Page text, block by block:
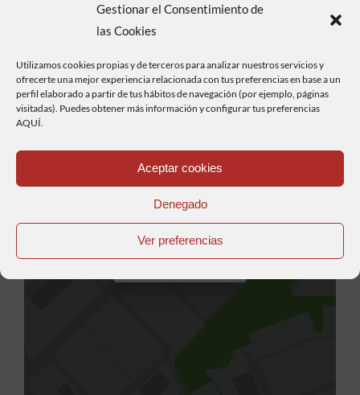
Gestionar el Consentimiento de
las Cookies
Utilizamos cookies propias y de terceros para analizar nuestros servicios y
ofrecerte una mejor experiencia relacionada con tus preferencias en base a un
perfil elaborado a partir de tus hábitos de navegación (por ejemplo, páginas
visitadas). Puedes obtener más información y configurar tus preferencias
AQUÍ.
Aceptar cookies
Denegado
Ver preferencias